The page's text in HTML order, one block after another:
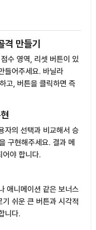
만들기
수 영역, 리셋 버튼이 있
들어주세요. 바닐라
, 버튼을 클릭하면 즉
자의 선택과 비교해서 승
구현해주세요. 결과 메
어야 합니다.
애니메이션 같은 보너스
쉬운 큰 버튼과 시각적
니다.